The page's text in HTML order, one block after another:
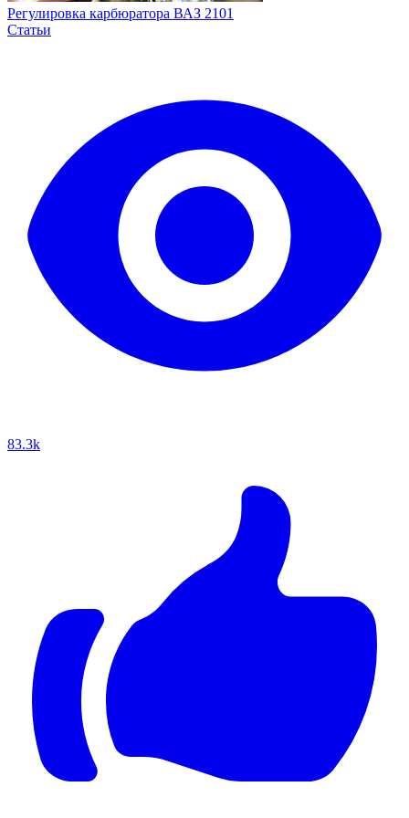
Регулировка карбюратора ВАЗ 2101
Статьи
83.3k